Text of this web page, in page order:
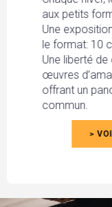
aux petits
Une
le format: 10
Une liberté
œuvres
offrant un
commun.
>